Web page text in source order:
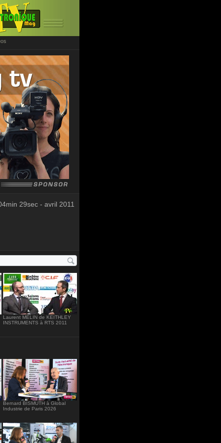
29sec - avril 2011
Laurent MELIN de KEITHLEY
INSTRUMENTS à RTS 2011
Bernard BISMUTH à Global
Industrie de Paris 2026